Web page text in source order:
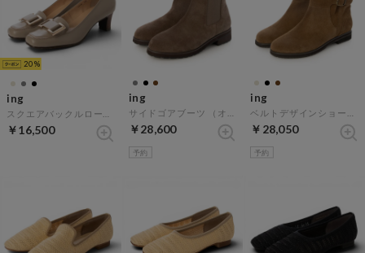
20
ing
￥16,500
ing
￥28,600
予約
ing
￥28,050
予約